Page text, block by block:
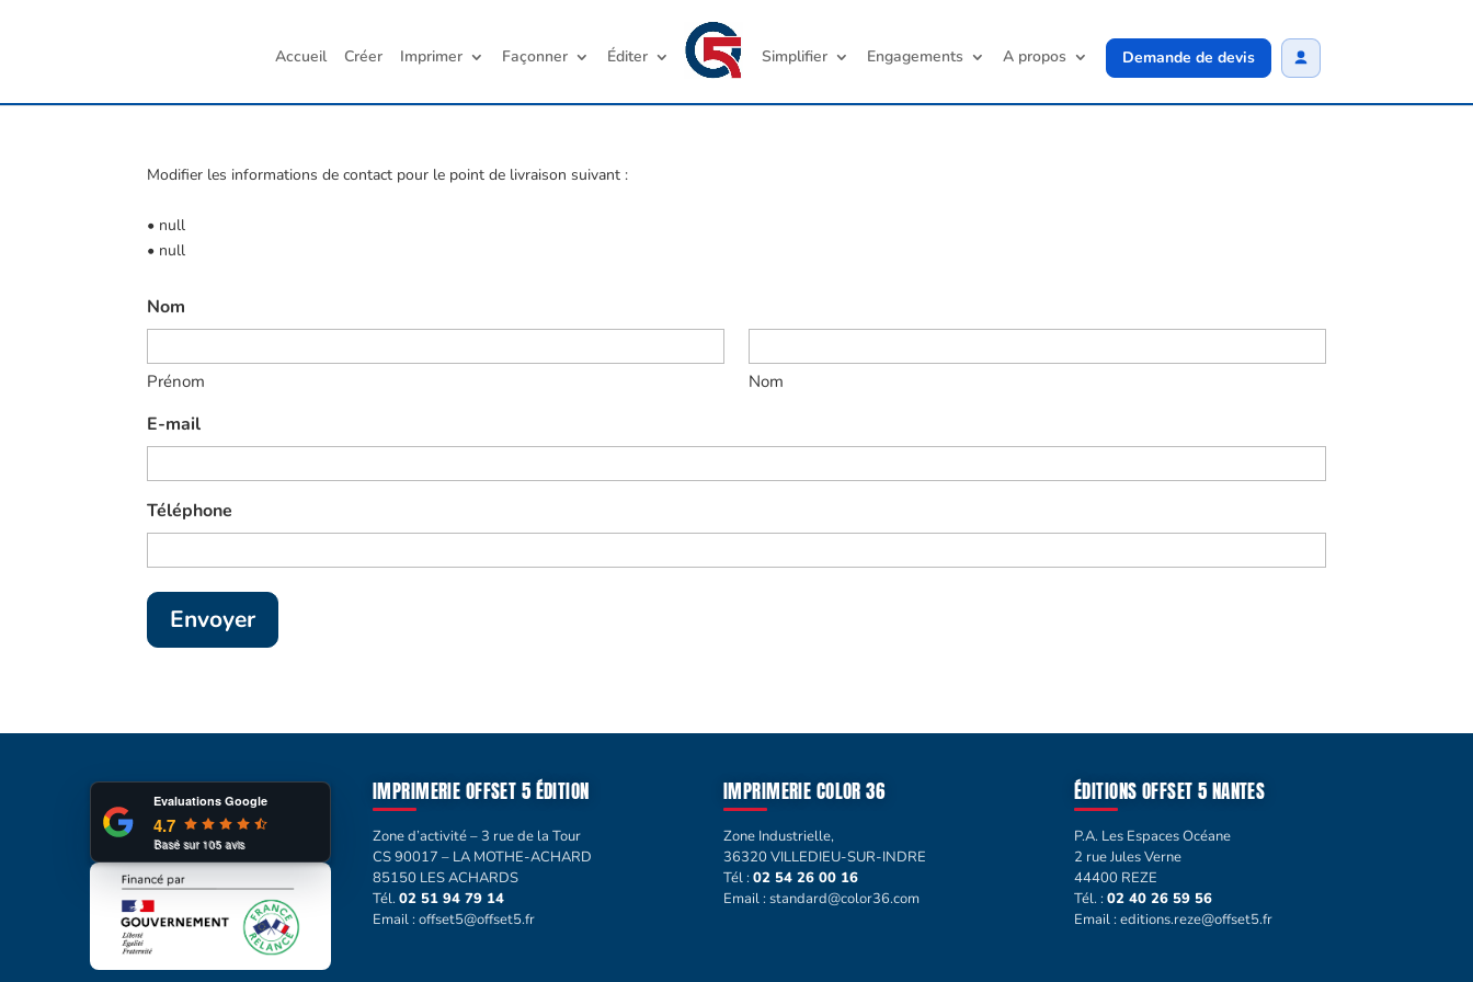
Accueil Créer Imprimer Façonner Éditer Simplifier Engagements A propos Demande de devis
Modifier les informations de contact pour le point de livraison suivant :
• null
• null
Nom
Prénom Nom
E-mail
Téléphone
Evaluations Google
4.7
Basé sur105 avis
IMPRIMERIE OFFSET 5 ÉDITION
Zone d’activité – 3 rue de la Tour
CS 90017 – LA MOTHE-ACHARD
85150 LES ACHARDS
Tél. 02 51 94 79 14
Email : offset5@offset5.fr
IMPRIMERIE COLOR 36
Zone Industrielle,
36320 VILLEDIEU-SUR-INDRE
Tél : 02 54 26 00 16
Email : standard@color36.com
ÉDITIONS OFFSET 5 NANTES
P.A. Les Espaces Océane
2 rue Jules Verne
44400 REZE
Tél. : 02 40 26 59 56
Email : editions.reze@offset5.fr